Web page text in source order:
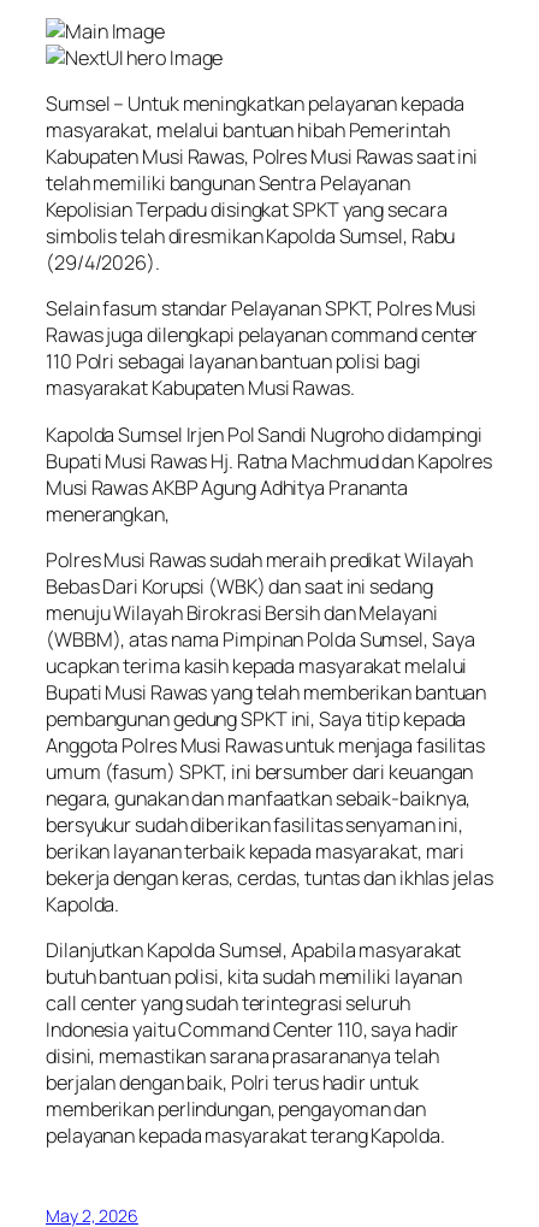
Sumsel – Untuk meningkatkan pelayanan kepada
masyarakat, melalui bantuan hibah Pemerintah
Kabupaten Musi Rawas, Polres Musi Rawas saat ini
telah memiliki bangunan Sentra Pelayanan
Kepolisian Terpadu disingkat SPKT yang secara
simbolis telah diresmikan Kapolda Sumsel, Rabu
(29/4/2026).
Selain fasum standar Pelayanan SPKT, Polres Musi
Rawas juga dilengkapi pelayanan command center
110 Polri sebagai layanan bantuan polisi bagi
masyarakat Kabupaten Musi Rawas.
Kapolda Sumsel Irjen Pol Sandi Nugroho didampingi
Bupati Musi Rawas Hj. Ratna Machmud dan Kapolres
Musi Rawas AKBP Agung Adhitya Prananta
menerangkan,
Polres Musi Rawas sudah meraih predikat Wilayah
Bebas Dari Korupsi (WBK) dan saat ini sedang
menuju Wilayah Birokrasi Bersih dan Melayani
(WBBM), atas nama Pimpinan Polda Sumsel, Saya
ucapkan terima kasih kepada masyarakat melalui
Bupati Musi Rawas yang telah memberikan bantuan
pembangunan gedung SPKT ini, Saya titip kepada
Anggota Polres Musi Rawas untuk menjaga fasilitas
umum (fasum) SPKT, ini bersumber dari keuangan
negara, gunakan dan manfaatkan sebaik-baiknya,
bersyukur sudah diberikan fasilitas senyaman ini,
berikan layanan terbaik kepada masyarakat, mari
bekerja dengan keras, cerdas, tuntas dan ikhlas jelas
Kapolda.
Dilanjutkan Kapolda Sumsel, Apabila masyarakat
butuh bantuan polisi, kita sudah memiliki layanan
call center yang sudah terintegrasi seluruh
Indonesia yaitu Command Center 110, saya hadir
disini, memastikan sarana prasarananya telah
berjalan dengan baik, Polri terus hadir untuk
memberikan perlindungan, pengayoman dan
pelayanan kepada masyarakat terang Kapolda.
May 2, 2026